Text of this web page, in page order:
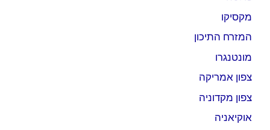
מקסיקו
המזרח התיכון
מונטנגרו
צפון אמריקה
צפון מקדוניה
אוקיאניה